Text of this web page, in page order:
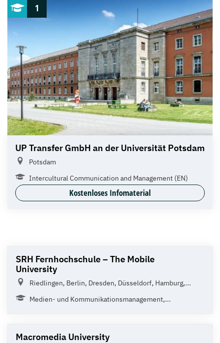
1
UP Transfer GmbH an der Universität Potsdam
Potsdam
Intercultural Communication and Management (EN)
Kostenloses Infomaterial
SRH Fernhochschule – The Mobile
University
Riedlingen, Berlin, Dresden, Düsseldorf, Hamburg,...
Medien- und Kommunikationsmanagement,...
Macromedia University